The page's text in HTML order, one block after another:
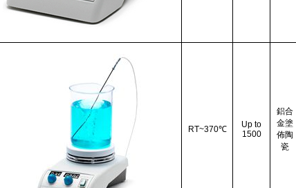
RT~370℃
Up to
1500
鋁合
金塗
佈陶
瓷